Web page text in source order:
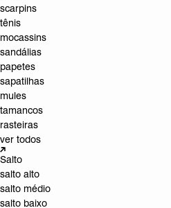
scarpins
tênis
mocassins
sandálias
papetes
sapatilhas
mules
tamancos
rasteiras
ver todos
Salto
salto alto
salto médio
salto baixo